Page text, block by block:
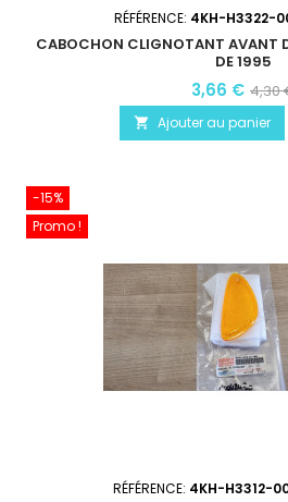
RÉFÉRENCE: 4KH-H3322-
CABOCHON CLIGNOTANT AVANT
DE 1995
3,66 € 4,30
 Ajouter au panier
-15%
Promo !
RÉFÉRENCE: 4KH-H3312-